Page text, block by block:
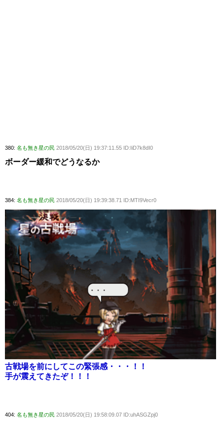
380: 名も無き星の民 2018/05/20(日) 19:37:11.55 ID:IiD7k8dI0
ボーダー緩和でどうなるか
384: 名も無き星の民 2018/05/20(日) 19:39:38.71 ID:MTI9Vecr0
古戦場を前にしてこの緊張感・・・！！
手が震えてきたぞ！！！
404: 名も無き星の民 2018/05/20(日) 19:58:09.07 ID:uhASGZpj0